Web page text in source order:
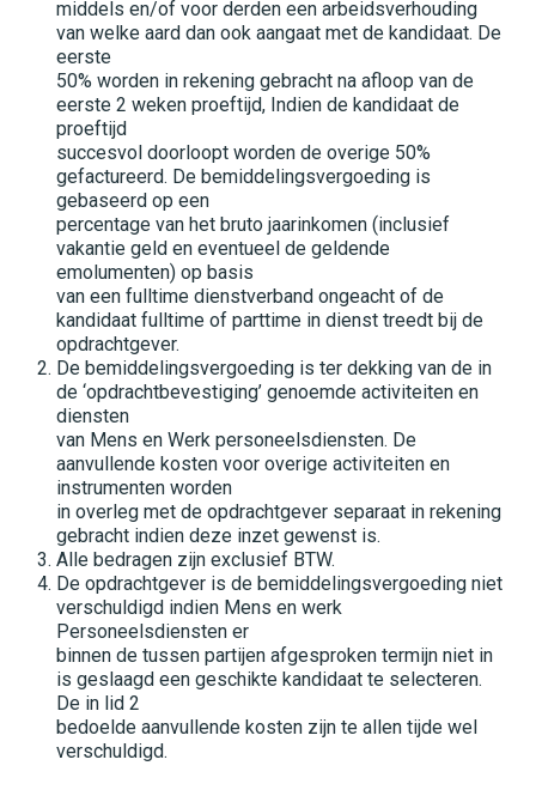
Kandidaten
Dienstverlening
Social Return
Nieuws
Contact
Vacatures
middels en/of voor derden een arbeidsverhouding
van welke aard dan ook aangaat met de kandidaat. De
eerste
50% worden in rekening gebracht na afloop van de
eerste 2 weken proeftijd, Indien de kandidaat de
proeftijd
succesvol doorloopt worden de overige 50%
gefactureerd. De bemiddelingsvergoeding is
gebaseerd op een
percentage van het bruto jaarinkomen (inclusief
vakantie geld en eventueel de geldende
emolumenten) op basis
van een fulltime dienstverband ongeacht of de
kandidaat fulltime of parttime in dienst treedt bij de
opdrachtgever.
De bemiddelingsvergoeding is ter dekking van de in
de ‘opdrachtbevestiging’ genoemde activiteiten en
diensten
van Mens en Werk personeelsdiensten. De
aanvullende kosten voor overige activiteiten en
instrumenten worden
in overleg met de opdrachtgever separaat in rekening
gebracht indien deze inzet gewenst is.
Alle bedragen zijn exclusief BTW.
De opdrachtgever is de bemiddelingsvergoeding niet
verschuldigd indien Mens en werk
Personeelsdiensten er
binnen de tussen partijen afgesproken termijn niet in
is geslaagd een geschikte kandidaat te selecteren.
De in lid 2
bedoelde aanvullende kosten zijn te allen tijde wel
verschuldigd.